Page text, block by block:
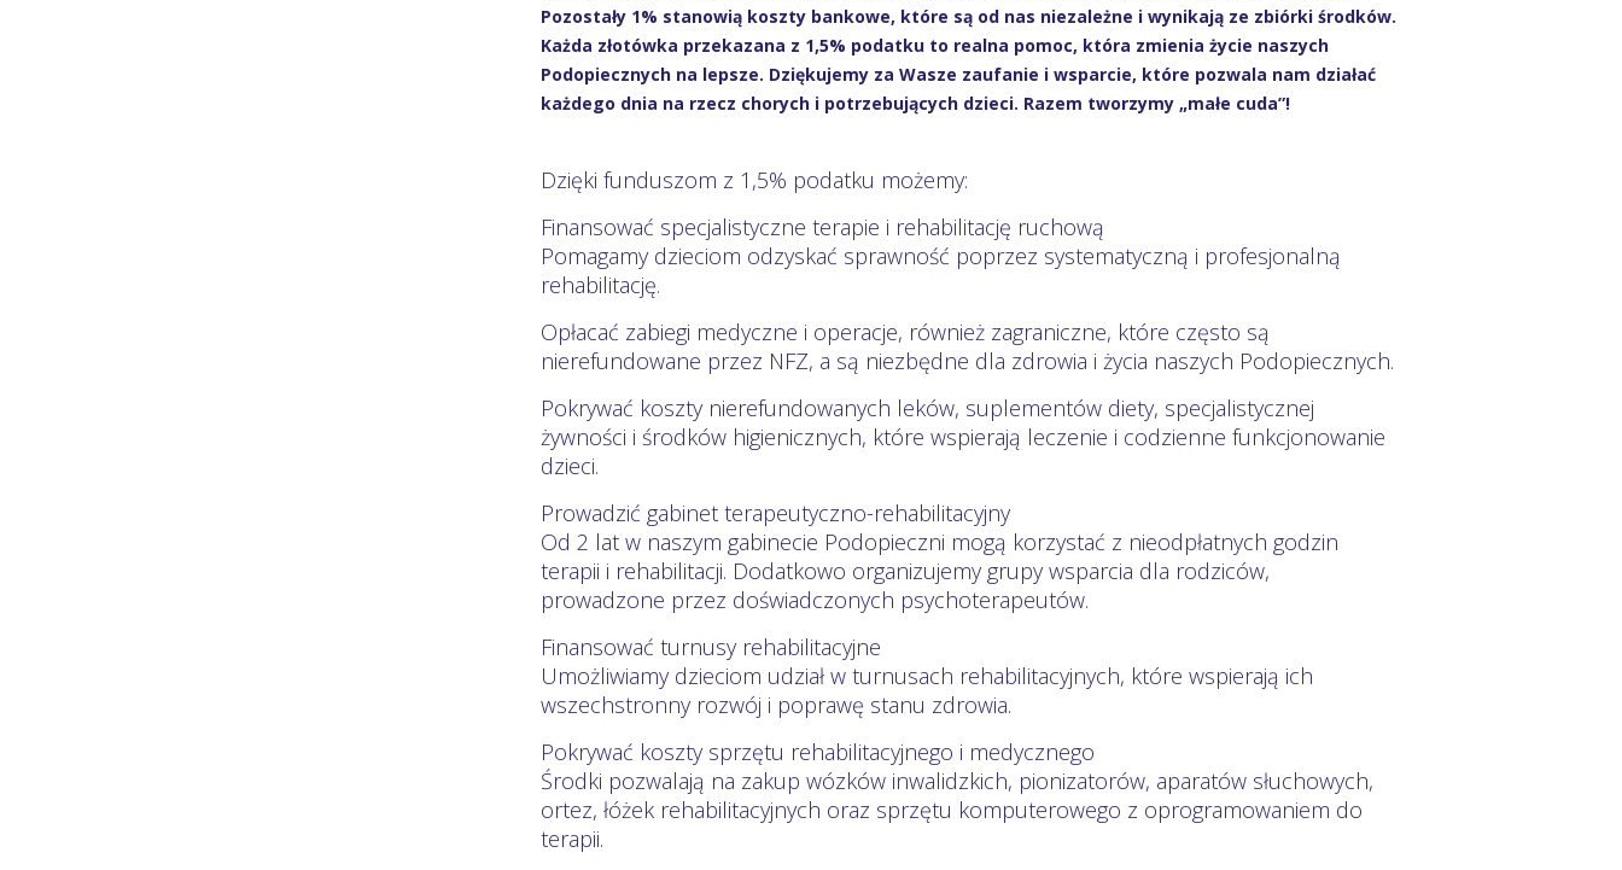
Pozostały 1% stanowią koszty bankowe, które są od nas niezależne i wynikają ze zbiórki środków.
Każda złotówka przekazana z 1,5% podatku to realna pomoc, która zmienia życie naszych
Podopiecznych na lepsze. Dziękujemy za Wasze zaufanie i wsparcie, które pozwala nam działać
każdego dnia na rzecz chorych i potrzebujących dzieci. Razem tworzymy „małe cuda”!
Dzięki funduszom z 1,5% podatku możemy:
Finansować specjalistyczne terapie i rehabilitację ruchową
Pomagamy dzieciom odzyskać sprawność poprzez systematyczną i profesjonalną
rehabilitację.
Opłacać zabiegi medyczne i operacje, również zagraniczne, które często są
nierefundowane przez NFZ, a są niezbędne dla zdrowia i życia naszych Podopiecznych.
Pokrywać koszty nierefundowanych leków, suplementów diety, specjalistycznej
żywności i środków higienicznych, które wspierają leczenie i codzienne funkcjonowanie
dzieci.
Prowadzić gabinet terapeutyczno-rehabilitacyjny
Od 2 lat w naszym gabinecie Podopieczni mogą korzystać z nieodpłatnych godzin
terapii i rehabilitacji. Dodatkowo organizujemy grupy wsparcia dla rodziców,
prowadzone przez doświadczonych psychoterapeutów.
Finansować turnusy rehabilitacyjne
Umożliwiamy dzieciom udział w turnusach rehabilitacyjnych, które wspierają ich
wszechstronny rozwój i poprawę stanu zdrowia.
Pokrywać koszty sprzętu rehabilitacyjnego i medycznego
Środki pozwalają na zakup wózków inwalidzkich, pionizatorów, aparatów słuchowych,
ortez, łóżek rehabilitacyjnych oraz sprzętu komputerowego z oprogramowaniem do
terapii.